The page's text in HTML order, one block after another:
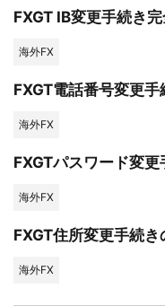
FXGT IB変更手続き
海外FX
FXGT電話番号変更
海外FX
FXGTパスワード変更
海外FX
FXGT住所変更手続き
海外FX